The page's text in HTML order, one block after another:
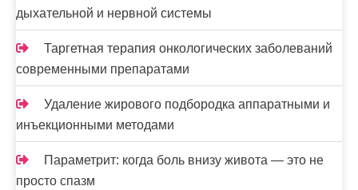
дыхательной и нервной системы
Таргетная терапия онкологических заболеваний
современными препаратами
Удаление жирового подбородка аппаратными и
инъекционными методами
Параметрит: когда боль внизу живота — это не
просто спазм